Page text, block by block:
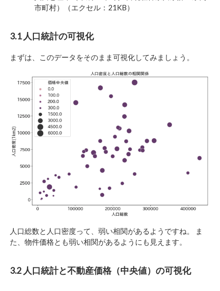
市町村）（エクセル：21KB）
3.1 人口統計の可視化
まずは、このデータをそのまま可視化してみましょう。
人口総数と人口密度って、弱い相関があるようですね。 ま
た、物件価格とも弱い相関があるようにも見えます。
3.2 人口統計と不動産価格（中央値）の可視化